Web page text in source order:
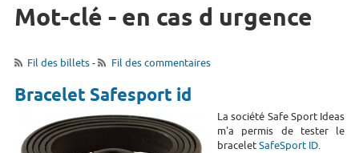
Mot-clé - en cas d urgence
Fil des billets- Fil des commentaires
Bracelet Safesport id
La société Safe Sport Ideas
m'a permis de tester le
braceletSafeSport ID.